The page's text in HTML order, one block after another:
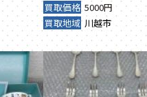
買取価格 5000円
買取地域 川越市